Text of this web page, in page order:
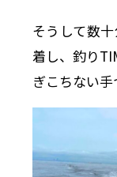
そうして数
着し、釣り
ぎこちない